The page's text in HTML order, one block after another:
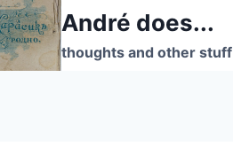
André does...
thoughts and other stuff